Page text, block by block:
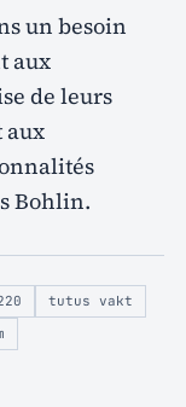
un besoin
aux
de leurs
aux
Bohlin.
tutus vakt